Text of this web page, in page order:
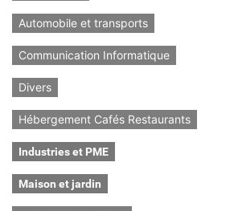
Automobile et transports
Communication Informatique
Divers
Hébergement Cafés Restaurants
Industries et PME
Maison et jardin